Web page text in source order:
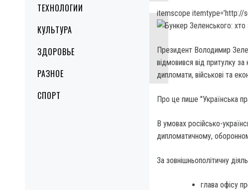
ТЕХНОЛОГИИ
КУЛЬТУРА
ЗДОРОВЬЕ
РАЗНОЕ
СПОРТ
itemscope itemtype=’http://
Президент Володимир
відмовився від притулку
дипломати, військові та
Про це пише "Українська
В умовах російсько-
дипломатичному,
За зовнішньополітичну
глава офісу